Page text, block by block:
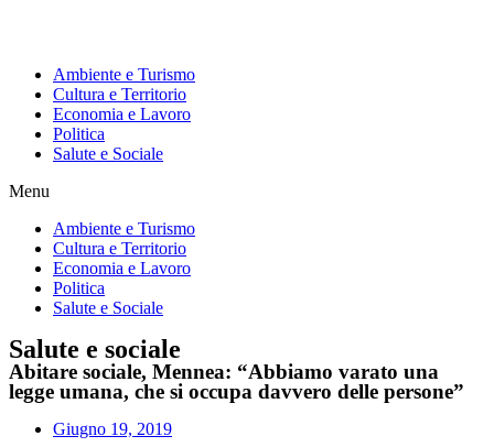
Ambiente e Turismo
Cultura e Territorio
Economia e Lavoro
Politica
Salute e Sociale
Menu
Ambiente e Turismo
Cultura e Territorio
Economia e Lavoro
Politica
Salute e Sociale
Salute e sociale
Abitare sociale, Mennea: “Abbiamo varato una
legge umana, che si occupa davvero delle persone”
Giugno 19, 2019